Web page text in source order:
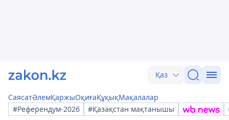
Қаз
СаясатӘлемҚаржыОқиғаҚұқықМақалалар
#Референдум-2026
#Қазақстан мақтанышы